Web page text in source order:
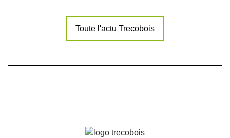
Toute l'actu Trecobois